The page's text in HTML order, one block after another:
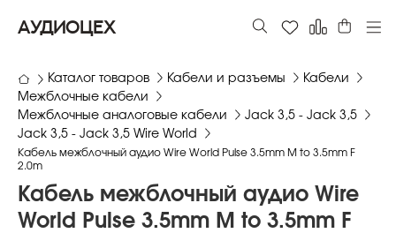
АУДИОЦЕХ
Каталог товаров Кабели и разъемы
Кабели
Межблочные кабели
Межблочные аналоговые кабели
Jack 3,5 - Jack 3,5
Jack 3,5 - Jack 3,5 Wire World
Кабель межблочный аудио Wire World Pulse 3.5mm M to 3.5mm F
2.0m
Кабель межблочный аудио Wire
World Pulse 3.5mm M to 3.5mm F